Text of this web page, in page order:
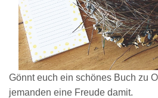
Gönnt euch ein schönes Buch zu
jemanden eine Freude damit.